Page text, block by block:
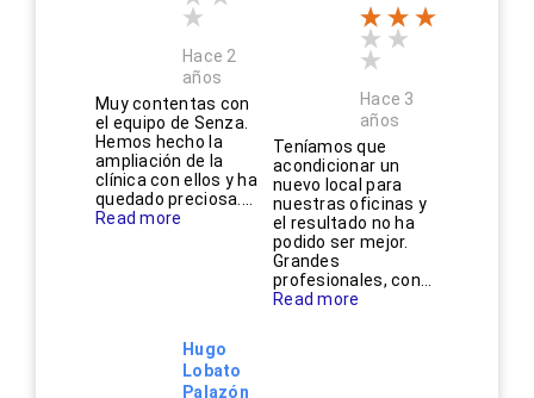
Hace 2
años
Muy contentas con
el equipo de Senza.
Hemos hecho la
ampliación de la
clínica con ellos y ha
quedado preciosa....
Read more
Hace 3
años
Teníamos que
acondicionar un
nuevo local para
nuestras oficinas y
el resultado no ha
podido ser mejor.
Grandes
profesionales, con...
Read more
Hugo
Lobato
Palazón